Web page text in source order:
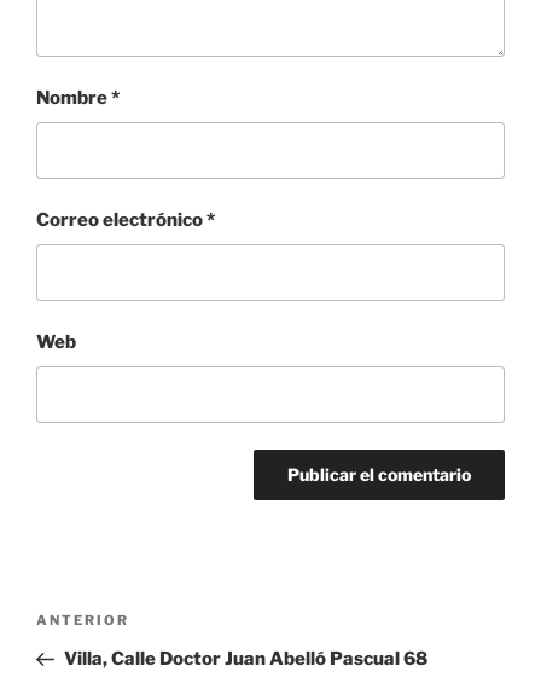
Nombre*
Correo electrónico*
Web
Navegación
entradas
Entrada
anterior:
ANTERIOR
Villa, Calle Doctor Juan Abelló Pascual 68